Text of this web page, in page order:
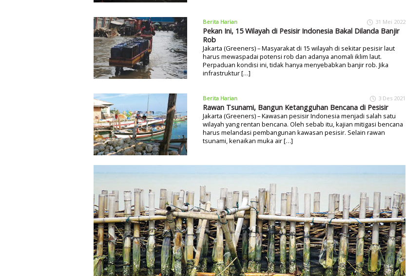
Berita Harian 31 Mei 2022
Pekan Ini, 15 Wilayah di Pesisir Indonesia Bakal Dilanda Banjir
Rob
Jakarta (Greeners) – Masyarakat di 15 wilayah di sekitar pesisir laut
harus mewaspadai potensi rob dan adanya anomali iklim laut.
Perpaduan kondisi ini, tidak hanya menyebabkan banjir rob. Jika
infrastruktur […]
Berita Harian 3 Des 2021
Rawan Tsunami, Bangun Ketangguhan Bencana di Pesisir
Jakarta (Greeners) – Kawasan pesisir Indonesia menjadi salah satu
wilayah yang rentan bencana. Oleh sebab itu, kajian mitigasi bencana
harus melandasi pembangunan kawasan pesisir. Selain rawan
tsunami, kenaikan muka air […]